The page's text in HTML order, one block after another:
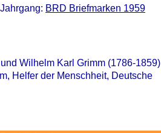
BRD Briefmarken 1959
Wilhelm Karl Grimm (1786-1859)
Helfer der Menschheit, Deutsche